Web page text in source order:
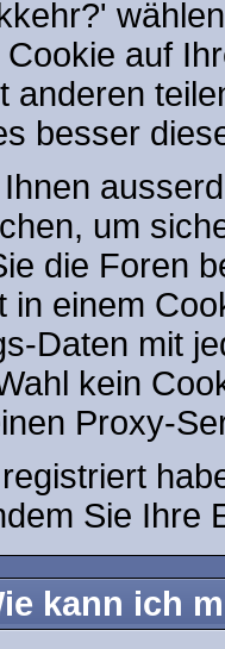
auf
anderen
besser
um
die Foren
in einem
Daten mit
kein
Proxy-
Sie Ihre
kann ich